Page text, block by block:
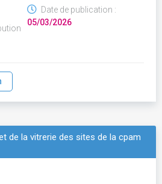
Date de publication :
05/03/2026
de la vitrerie des sites de la cpam